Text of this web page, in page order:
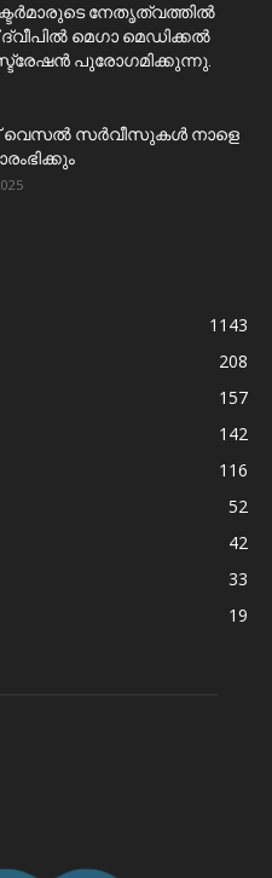
നേതൃത്വത്തിൽ
മെഗാ മെഡിക്കൽ
പുരോഗമിക്കുന്നു.
സർവീസുകൾ നാളെ
1143
208
157
142
116
52
42
33
19